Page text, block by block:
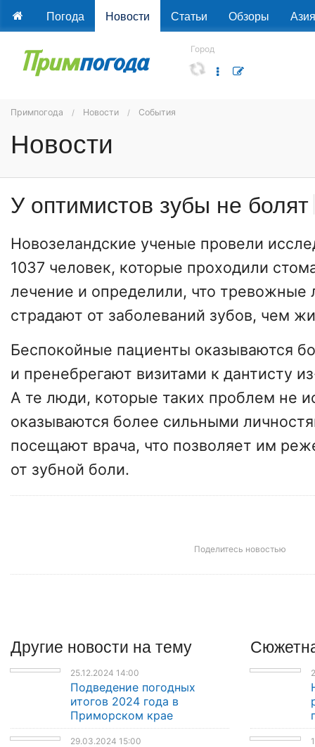
Погода Новости Статьи Обзоры Азия
Город
Примпогода Новости События
Новости
У оптимистов зубы не болят
Новозеландские ученые провели
1037 человек, которые проходили
лечение и определили, что
страдают от заболеваний зубов, чем
Беспокойные пациенты оказываются
и пренебрегают визитами к дантисту
А те люди, которые таких проблем не
оказываются более сильными
посещают врача, что позволяет им
от зубной боли.
Поделитесь новостью
Другие новости на тему
25.12.2024 14:00
Подведение погодных
итогов 2024 года в
Приморском крае
29.03.2024 15:00